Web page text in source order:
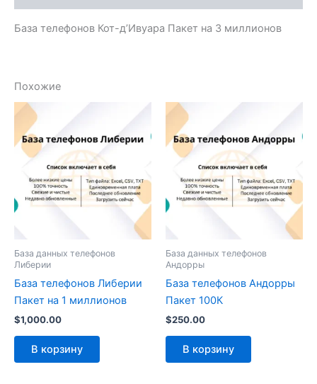
База телефонов Кот-д’Ивуара Пакет на 3 миллионов
Похожие
База данных телефонов
Либерии
База телефонов Либерии
Пакет на 1 миллионов
$1,000.00
В корзину
База данных телефонов
Андорры
База телефонов Андорры
Пакет 100К
$250.00
В корзину